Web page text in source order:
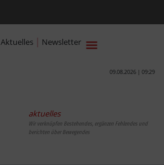
Aktuelles | Newsletter
09.08.2026 | 09:29
aktuelles
Wir verknüpfen Bestehendes, ergänzen Fehlendes und
berichten über Bewegendes